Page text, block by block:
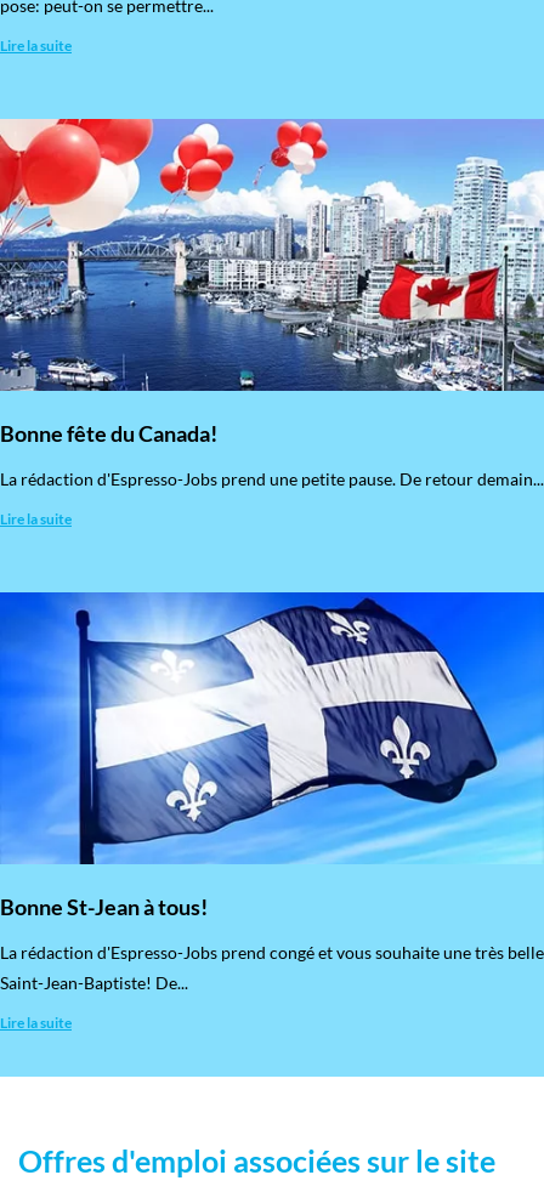
pose: peut-on se permettre...
Lire la suite
Bonne fête du Canada!
La rédaction d'Espresso-Jobs prend une petite pause. De retour demain...
Lire la suite
Bonne St-Jean à tous!
La rédaction d'Espresso-Jobs prend congé et vous souhaite une très belle
Saint-Jean-Baptiste! De...
Lire la suite
Offres d'emploi associées sur le site